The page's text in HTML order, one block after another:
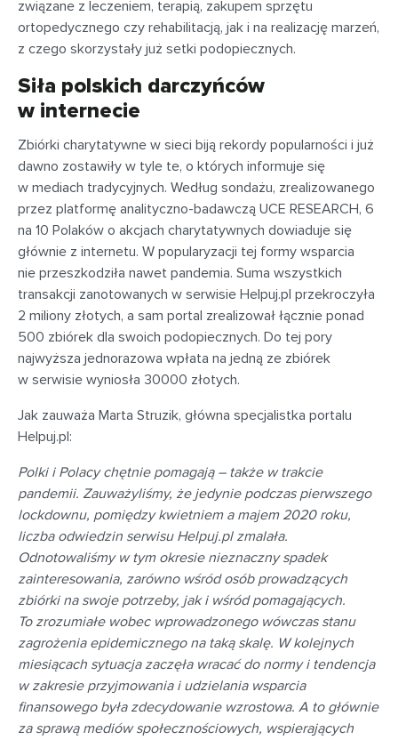
związane z leczeniem, terapią, zakupem sprzętu
ortopedycznego czy rehabilitacją, jak i na realizację marzeń,
z czego skorzystały już setki podopiecznych.
Siła polskich darczyńców
w internecie
Zbiórki charytatywne w sieci biją rekordy popularności i już
dawno zostawiły w tyle te, o których informuje się
w mediach tradycyjnych. Według sondażu, zrealizowanego
przez platformę analityczno-badawczą UCE RESEARCH, 6
na 10 Polaków o akcjach charytatywnych dowiaduje się
głównie z internetu. W popularyzacji tej formy wsparcia
nie przeszkodziła nawet pandemia. Suma wszystkich
transakcji zanotowanych w serwisie Helpuj.pl przekroczyła
2 miliony złotych, a sam portal zrealizował łącznie ponad
500 zbiórek dla swoich podopiecznych. Do tej pory
najwyższa jednorazowa wpłata na jedną ze zbiórek
w serwisie wyniosła 30000 złotych.
Jak zauważa Marta Struzik, główna specjalistka portalu
Helpuj.pl:
Polki i Polacy chętnie pomagają – także w trakcie
pandemii. Zauważyliśmy, że jedynie podczas pierwszego
lockdownu, pomiędzy kwietniem a majem 2020 roku,
liczba odwiedzin serwisu Helpuj.pl zmalała.
Odnotowaliśmy w tym okresie nieznaczny spadek
zainteresowania, zarówno wśród osób prowadzących
zbiórki na swoje potrzeby, jak i wśród pomagających.
To zrozumiałe wobec wprowadzonego wówczas stanu
zagrożenia epidemicznego na taką skalę. W kolejnych
miesiącach sytuacja zaczęła wracać do normy i tendencja
w zakresie przyjmowania i udzielania wsparcia
finansowego była zdecydowanie wzrostowa. A to głównie
za sprawą mediów społecznościowych, wspierających